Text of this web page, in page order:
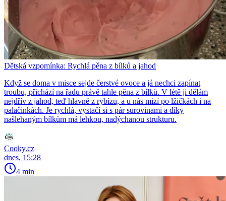
Dětská vzpomínka: Rychlá pěna z bílků a jahod
Když se doma v misce sejde čerstvé ovoce a já nechci zapínat
troubu, přichází na řadu právě tahle pěna z bílků. V létě ji dělám
nejdřív z jahod, teď hlavně z rybízu, a u nás mizí po lžičkách i na
palačinkách. Je rychlá, vystačí si s pár surovinami a díky
našlehaným bílkům má lehkou, nadýchanou strukturu.
Cooky.cz
dnes, 15:28
4 min